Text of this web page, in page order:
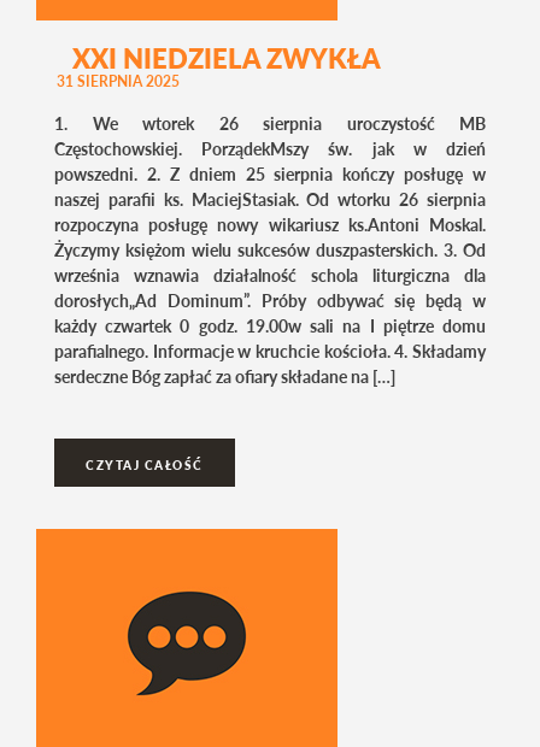
XXI NIEDZIELA ZWYKŁA
31 SIERPNIA 2025
1. We wtorek 26 sierpnia uroczystość MB
Częstochowskiej. PorządekMszy św. jak w dzień
powszedni. 2. Z dniem 25 sierpnia kończy posługę w
naszej parafii ks. MaciejStasiak. Od wtorku 26 sierpnia
rozpoczyna posługę nowy wikariusz ks.Antoni Moskal.
Życzymy księżom wielu sukcesów duszpasterskich. 3. Od
września wznawia działalność schola liturgiczna dla
dorosłych„Ad Dominum”. Próby odbywać się będą w
każdy czwartek 0 godz. 19.00w sali na I piętrze domu
parafialnego. Informacje w kruchcie kościoła. 4. Składamy
serdeczne Bóg zapłać za ofiary składane na […]
CZYTAJ CAŁOŚĆ